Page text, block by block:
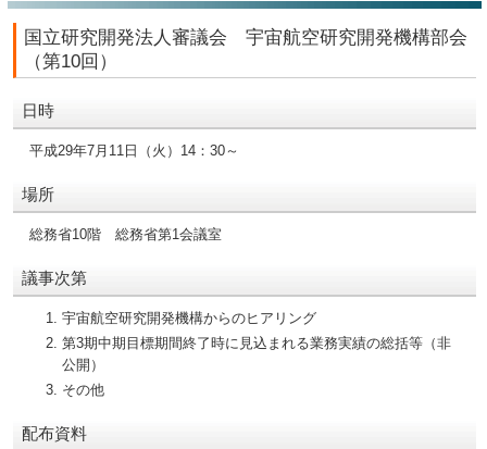
国立研究開発法人審議会 宇宙航空研究開発機構部会
（第10回）
日時
平成29年7月11日（火）14：30～
場所
総務省10階 総務省第1会議室
議事次第
宇宙航空研究開発機構からのヒアリング
第3期中期目標期間終了時に見込まれる業務実績の総括等（非
公開）
その他
配布資料